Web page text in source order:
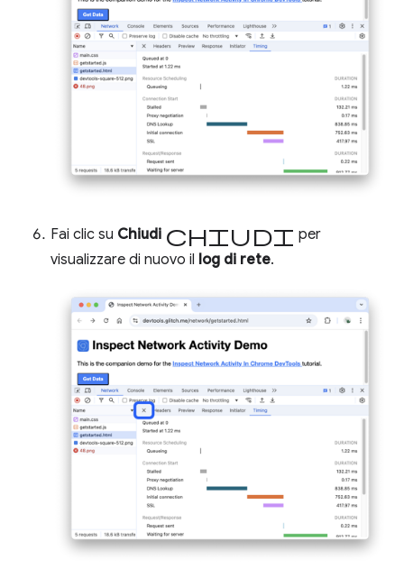
Fai clic su Chiudi Chiudi per
visualizzare di nuovo il log di rete.